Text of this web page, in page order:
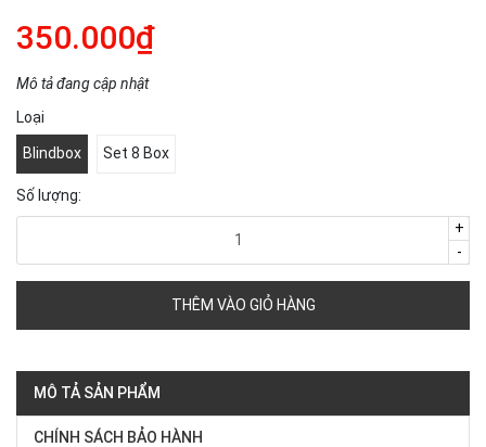
350.000₫
Mô tả đang cập nhật
Loại
Blindbox Set 8 Box
Số lượng:
-
+
THÊM VÀO GIỎ HÀNG
MÔ TẢ SẢN PHẨM
CHÍNH SÁCH BẢO HÀNH